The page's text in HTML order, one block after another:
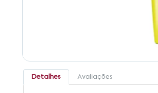
Detalhes Avaliações